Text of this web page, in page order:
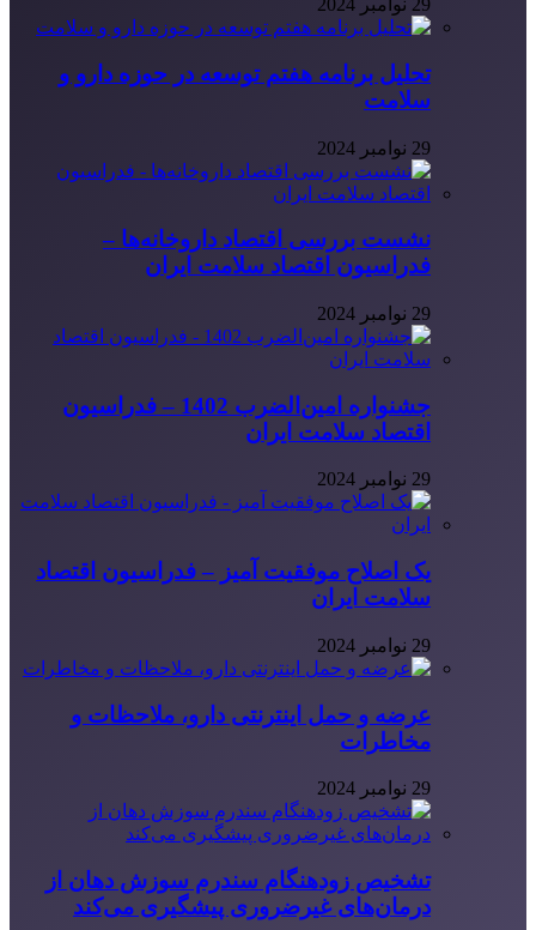
29 نوامبر 2024
تحلیل برنامه هفتم توسعه در حوزه دارو و
سلامت
29 نوامبر 2024
نشست بررسی اقتصاد داروخانه‌ها –
فدراسیون اقتصاد سلامت ایران
29 نوامبر 2024
جشنواره امین‌الضرب 1402 – فدراسیون
اقتصاد سلامت ایران
29 نوامبر 2024
یک اصلاح موفقیت آمیز – فدراسیون اقتصاد
سلامت ایران
29 نوامبر 2024
عرضه و حمل اینترنتی دارو، ملاحظات و
مخاطرات
29 نوامبر 2024
تشخیص زودهنگام سندرم سوزش دهان از
درمان‌های غیرضروری پیشگیری می‌کند